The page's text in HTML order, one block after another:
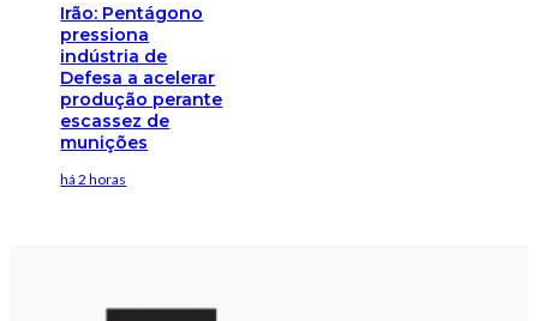
Irão: Pentágono
pressiona
indústria de
Defesa a acelerar
produção perante
escassez de
munições
há 2 horas